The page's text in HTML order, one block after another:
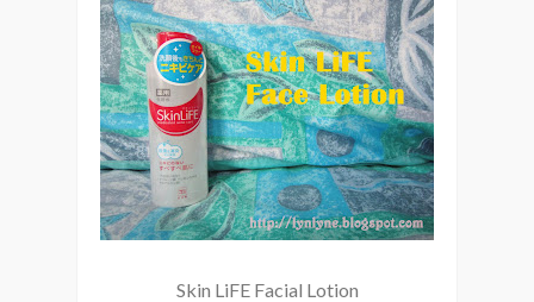
Skin LiFE Facial Lotion